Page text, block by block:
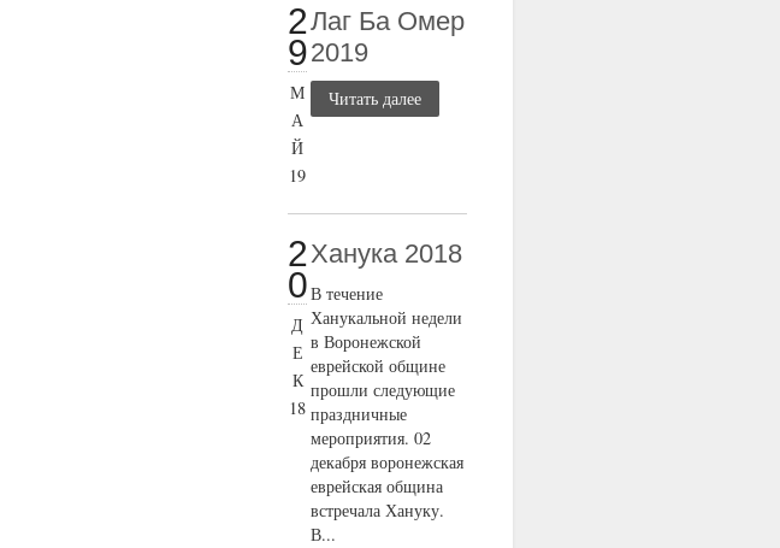
2
9
М
А
Й
19
Лаг Ба Омер
2019
Читать далее
2
0
Д
Е
К
18
Ханука 2018
В течение
Ханукальной недели
в Воронежской
еврейской общине
прошли следующие
праздничные
мероприятия. 02
декабря воронежская
еврейская община
встречала Хануку.
В...